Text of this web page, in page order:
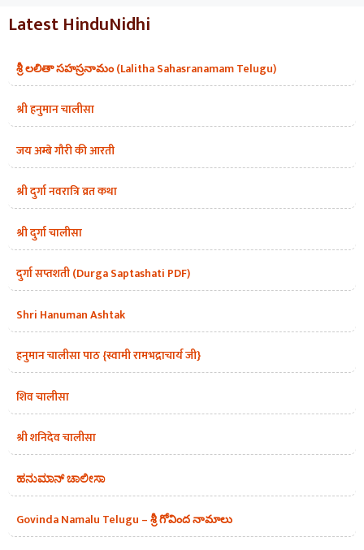
Latest HinduNidhi
శ్రీ లలితా సహస్రనామం (Lalitha Sahasranamam Telugu)
श्री हनुमान चालीसा
जय अम्बे गौरी की आरती
श्री दुर्गा नवरात्रि व्रत कथा
श्री दुर्गा चालीसा
दुर्गा सप्तशती (Durga Saptashati PDF)
Shri Hanuman Ashtak
हनुमान चालीसा पाठ {स्वामी रामभद्राचार्य जी}
शिव चालीसा
श्री शनिदेव चालीसा
ಹನುಮಾನ್ ಚಾಲೀಸಾ
Govinda Namalu Telugu – శ్రీ గోవింద నామాలు